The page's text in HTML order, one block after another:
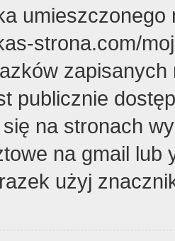
strona.com/
publicznie
na stronach
na gmail lub
użyj